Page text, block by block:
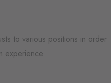
to various positions in order
experience.